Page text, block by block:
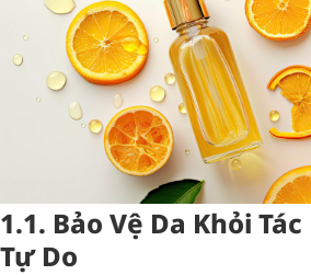
1.1. Bảo Vệ Da Khỏi
Tự Do